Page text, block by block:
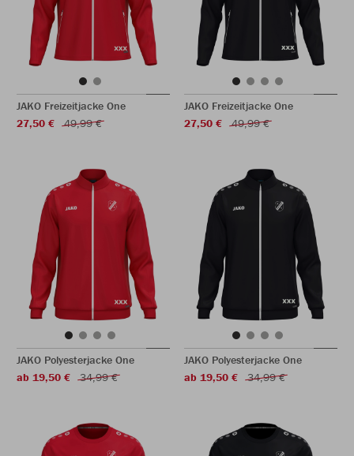
JAKO Freizeitjacke One
27,50 €
49,99 €
JAKO Freizeitjacke One
27,50 €
49,99 €
JAKO Polyesterjacke One
ab 19,50 €
34,99 €
JAKO Polyesterjacke One
ab 19,50 €
34,99 €